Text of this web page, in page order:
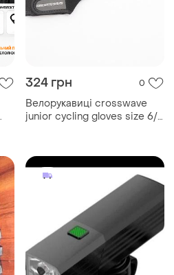
324 грн 0
Велорукавиці crosswave
junior cycling gloves size 6/s